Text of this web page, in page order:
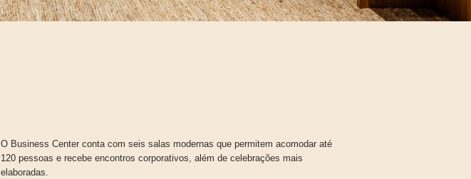
O Business Center conta com seis salas modernas que permitem acomodar até
120 pessoas e recebe encontros corporativos, além de celebrações mais
elaboradas.